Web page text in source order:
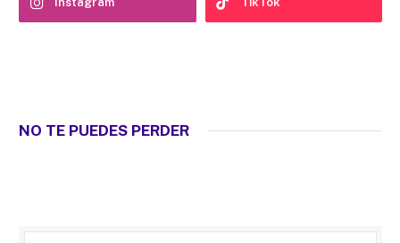
NO TE PUEDES PERDER